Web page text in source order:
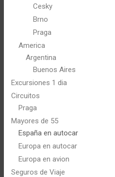
Cesky
Brno
Praga
America
Argentina
Buenos Aires
Excursiones 1 dia
Circuitos
Praga
Mayores de 55
España en autocar
Europa en autocar
Europa en avion
Seguros de Viaje